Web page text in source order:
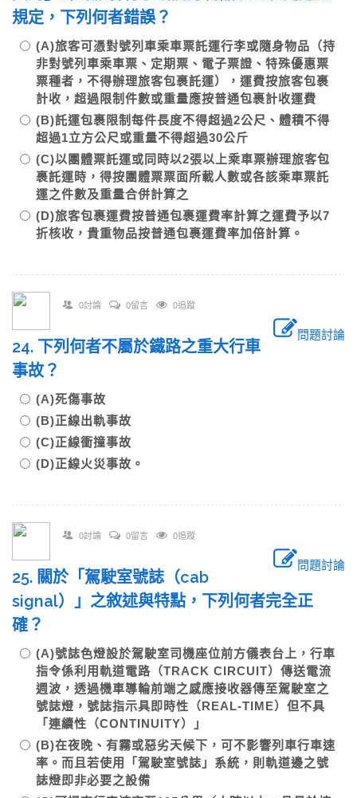
規定，下列何者錯誤？
(A)旅客可憑對號列車乘車票託運行李或隨身物品（持
非對號列車乘車票、定期票、電子票證、特殊優惠票
票種者，不得辦理旅客包裹託運），運費按旅客包裹
計收，超過限制件數或重量應按普通包裹計收運費
(B)託運包裹限制每件長度不得超過2公尺、體積不得
超過1立方公尺或重量不得超過30公斤
(C)以團體票託運或同時以2張以上乘車票辦理旅客包
裹託運時，得按團體票票面所載人數或各該乘車票託
運之件數及重量合併計算之
(D)旅客包裹運費按普通包裹運費率計算之運費予以7
折核收，貴重物品按普通包裹運費率加倍計算。
0討論 0留言 0追蹤
問題討論
24. 下列何者不屬於鐵路之重大行車
事故？
(A)死傷事故
(B)正線出軌事故
(C)正線衝撞事故
(D)正線火災事故。
0討論 0留言 0追蹤
問題討論
25. 關於「駕駛室號誌（cab
signal）」之敘述與特點，下列何者完全正
確？
(A)號誌色燈設於駕駛室司機座位前方儀表台上，行車
指令係利用軌道電路（TRACK CIRCUIT）傳送電流
週波，透過機車導輪前端之感應接收器傳至駕駛室之
號誌燈，號誌指示具即時性（REAL-TIME）但不具
「連續性（CONTINUITY）」
(B)在夜晚、有霧或惡劣天候下，可不影響列車行車速
率。而且若使用「駕駛室號誌」系統，則軌道邊之號
誌燈即非必要之設備